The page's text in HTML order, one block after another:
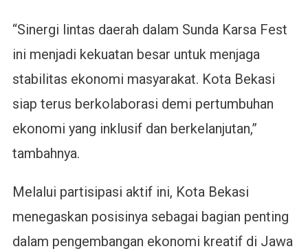
“Sinergi lintas daerah dalam Sunda Karsa Fest
ini menjadi kekuatan besar untuk menjaga
stabilitas ekonomi masyarakat. Kota Bekasi
siap terus berkolaborasi demi pertumbuhan
ekonomi yang inklusif dan berkelanjutan,”
tambahnya.
Melalui partisipasi aktif ini, Kota Bekasi
menegaskan posisinya sebagai bagian penting
dalam pengembangan ekonomi kreatif di Jawa